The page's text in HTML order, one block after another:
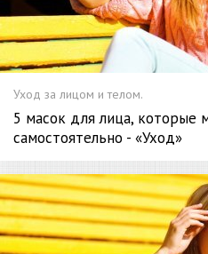
Уход за лицом и телом.
5 масок для лица, которые
самостоятельно - «Уход»